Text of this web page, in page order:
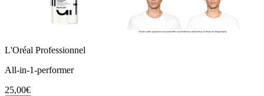
L'Oréal Professionnel
All-in-1-performer
25,00€